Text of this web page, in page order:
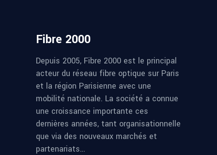
Fibre 2000
Depuis 2005, Fibre 2000 est le principal
acteur du réseau fibre optique sur Paris
et la région Parisienne avec une
mobilité nationale. La société a connue
une croissance importante ces
dernières années, tant organisationnelle
que via des nouveaux marchés et
partenariats…